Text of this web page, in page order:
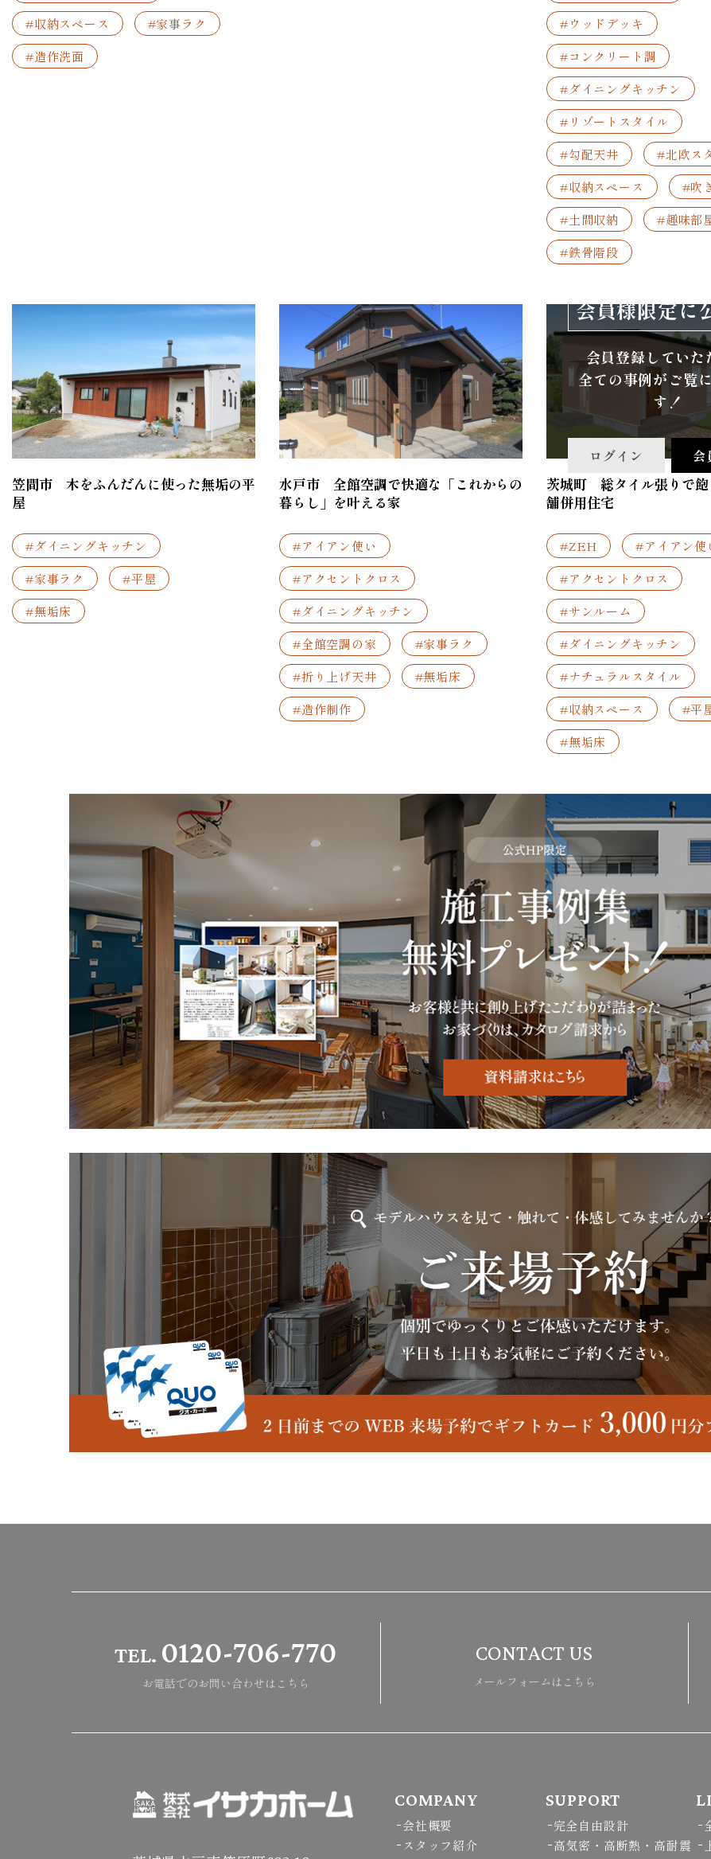
#収納スペース
#家事ラク
#造作洗面
#ウッドデッキ
#コンクリート調
#ダイニングキッチン
#リゾートスタイル
#勾配天井
#北欧ス
#収納スペース
#吹
#土間収納
#趣味部
#鉄骨階段
笠間市 木をふんだんに使った無垢の平
屋
#ダイニングキッチン
#家事ラク
#平屋
#無垢床
水戸市 全館空調で快適な「これからの
暮らし」を叶える家
#アイアン使い
#アクセントクロス
#ダイニングキッチン
#全館空調の家
#家事ラク
#折り上げ天井
#無垢床
#造作制作
会員様限定に
会員登録していた
全ての事例がご覧
す！
ログイン 会
茨城町 総タイル張りで飽
舗併用住宅
#ZEH
#アイアン使
#アクセントクロス
#サンルーム
#ダイニングキッチン
#ナチュラルスタイル
#収納スペース
#平
#無垢床
TEL. 0120-706-770
お電話でのお問い合わせはこちら
CONTACT US
メールフォームはこちら
COMPANY
会社概要
スタッフ紹介
SUPPORT
完全自由設計
高気密・高断熱・高耐震